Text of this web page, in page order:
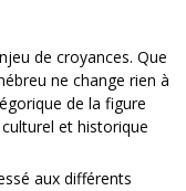
de croyances. Que
ne change rien à
de la figure
et historique
aux différents